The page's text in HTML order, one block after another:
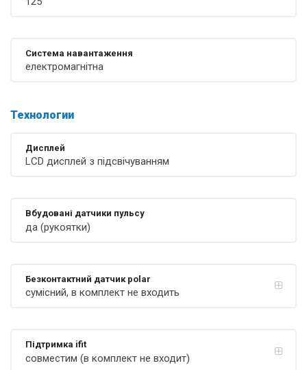
Система навантаження
електромагнітна
Технологии
Дисплей
LCD дисплей з підсвічуванням
Вбудовані датчики пульсу
да (рукоятки)
Безконтактний датчик polar
сумісний, в комплект не входить
Підтримка ifit
совместим (в комплект не входит)